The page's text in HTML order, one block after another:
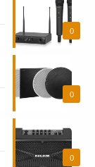
0
0
0